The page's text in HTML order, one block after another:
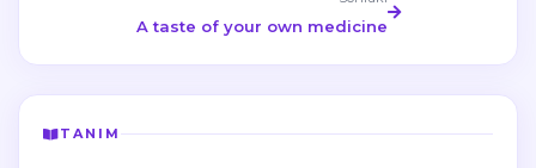
A taste of your own medicine
TANIM